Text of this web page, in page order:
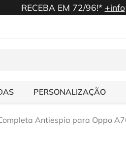
RECEBA EM 72/96!* +info
PERSONALIZAÇÃO
Antiespia para Oppo